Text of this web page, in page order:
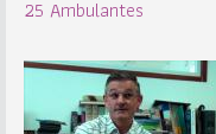
25 Ambulantes